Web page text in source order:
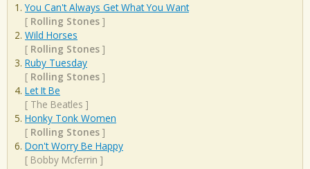
You Can't Always Get What You Want
[ Rolling Stones ]
Wild Horses
[ Rolling Stones ]
Ruby Tuesday
[ Rolling Stones ]
Let It Be
[ The Beatles ]
Honky Tonk Women
[ Rolling Stones ]
Don't Worry Be Happy
[ Bobby Mcferrin ]